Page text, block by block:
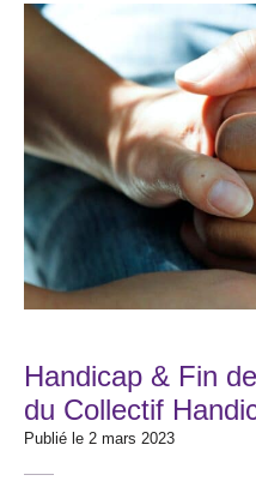
Handicap & Fin
du Collectif
Publié le 2 mars 2023